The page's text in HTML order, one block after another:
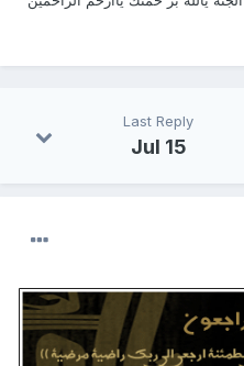
Last Reply
Jul 15